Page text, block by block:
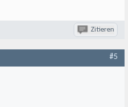
Zitieren
#5